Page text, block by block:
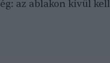
az ablakon kívül kell